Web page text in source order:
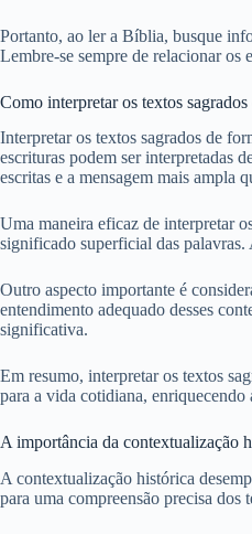
Portanto, ao ler a Bíblia, busque
Lembre-se sempre de relacionar
Como interpretar os textos
Interpretar os textos sagrados de
escrituras podem ser interpretadas
escritas e a mensagem mais ampla
Uma maneira eficaz de interpretar
significado superficial das palavras.
Outro aspecto importante é
entendimento adequado desses
significativa.
Em resumo, interpretar os textos
para a vida cotidiana,
A importância da contextualização
A contextualização histórica
para uma compreensão precisa